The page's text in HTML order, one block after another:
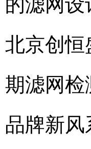
北京创恒
期滤网检
品牌新